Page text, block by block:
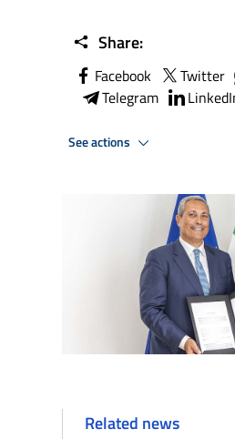
Share:
Facebook Twitter
Telegram
See actions
Related news